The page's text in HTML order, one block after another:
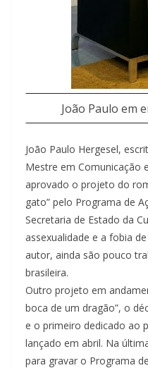
João Paulo em
João Paulo Hergesel,
Mestre em Comunicação
aprovado o projeto do
gato” pelo Programa de
Secretaria de Estado da
assexualidade e a fobia
autor, ainda são pouco
brasileira.
Outro projeto em
boca de um dragão”, o
e o primeiro dedicado ao
lançado em abril. Na
para gravar o Programa